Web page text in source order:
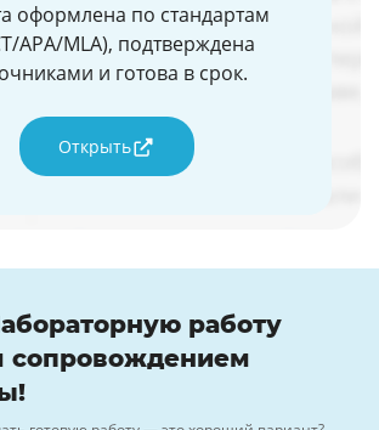
оформлена по стандартам
APA/MLA), подтверждена
и готова в срок.
Открыть
работу
сопровождением